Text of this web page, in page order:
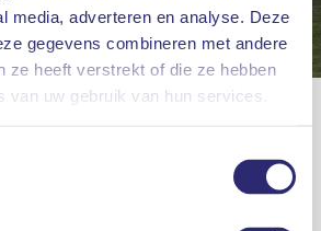
media, adverteren en analyse. Deze
gegevens combineren met andere
ze heeft verstrekt of die ze hebben
van uw gebruik van hun services.
u naar op zoek
team